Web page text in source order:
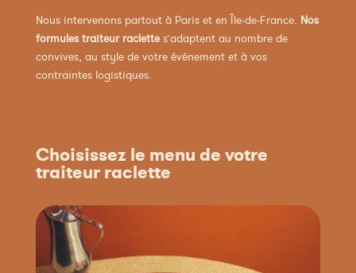
Nous intervenons partout à Paris et en Île-de-France. Nos
formules traiteur raclettes’adaptent au nombre de
convives, au style de votre événement et à vos
contraintes logistiques.
Choisissez le menu de votre
traiteur raclette